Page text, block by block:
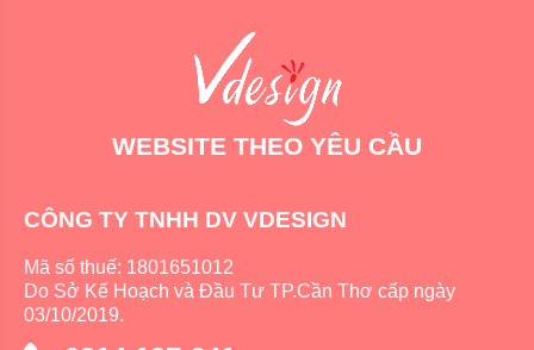
WEBSITE THEO YÊU CẦU
CÔNG TY TNHH DV VDESIGN
Mã số thuế: 1801651012
Do Sở Kế Hoạch và Đầu Tư TP.Cần Thơ cấp ngày
03/10/2019.